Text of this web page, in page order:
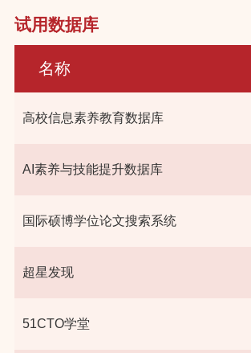
试用数据库
名称
高校信息素养教育数据库
AI素养与技能提升数据库
国际硕博学位论文搜索系统
超星发现
51CTO学堂